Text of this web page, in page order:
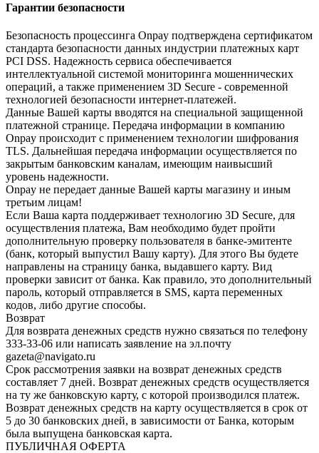
Гарантии безопасности
Безопасность процессинга Onpay подтверждена сертификатом
стандарта безопасности данных индустрии платежных карт
PCI DSS. Надежность сервиса обеспечивается
интеллектуальной системой мониторинга мошеннических
операций, а также применением 3D Secure - современной
технологией безопасности интернет-платежей.
Данные Вашей карты вводятся на специальной защищенной
платежной странице. Передача информации в компанию
Onpay происходит с применением технологии шифрования
TLS. Дальнейшая передача информации осуществляется по
закрытым банковским каналам, имеющим наивысший
уровень надежности.
Onpay не передает данные Вашей карты магазину и иным
третьим лицам!
Если Ваша карта поддерживает технологию 3D Secure, для
осуществления платежа, Вам необходимо будет пройти
дополнительную проверку пользователя в банке-эмитенте
(банк, который выпустил Вашу карту). Для этого Вы будете
направлены на страницу банка, выдавшего карту. Вид
проверки зависит от банка. Как правило, это дополнительный
пароль, который отправляется в SMS, карта переменных
кодов, либо другие способы.
Возврат
Для возврата денежных средств нужно связаться по телефону
333-33-06 или написать заявление на эл.почту
gazeta@navigato.ru
Срок рассмотрения заявки на возврат денежных средств
составляет 7 дней. Возврат денежных средств осуществляется
на ту же банковскую карту, с которой производился платеж.
Возврат денежных средств на карту осуществляется в срок от
5 до 30 банковских дней, в зависимости от Банка, которым
была выпущена банковская карта.
ПУБЛИЧНАЯ ОФЕРТА